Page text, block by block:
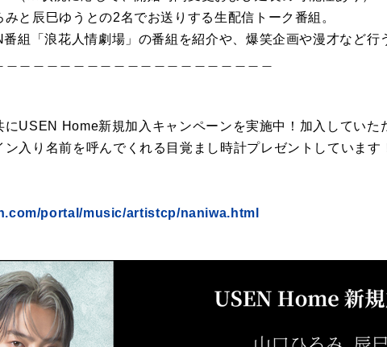
みと辰巳ゆうとの2名でお送りする生配信トーク番組。
花人情劇場」の番組を紹介や、 爆笑企画や漫才など行
にUSEN Home新規加入キャンペーンを実施中！加入していた
ン入り名前を呼んでくれる目覚まし時計プレゼントしていま
portal/music/artistcp/naniwa.html